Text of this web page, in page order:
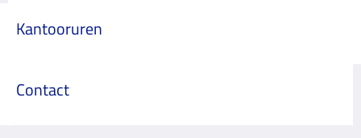
Kantooruren
Contact